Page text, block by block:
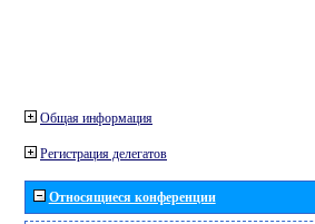
Общая информация
Регистрация делегатов
Относящиеся конференции